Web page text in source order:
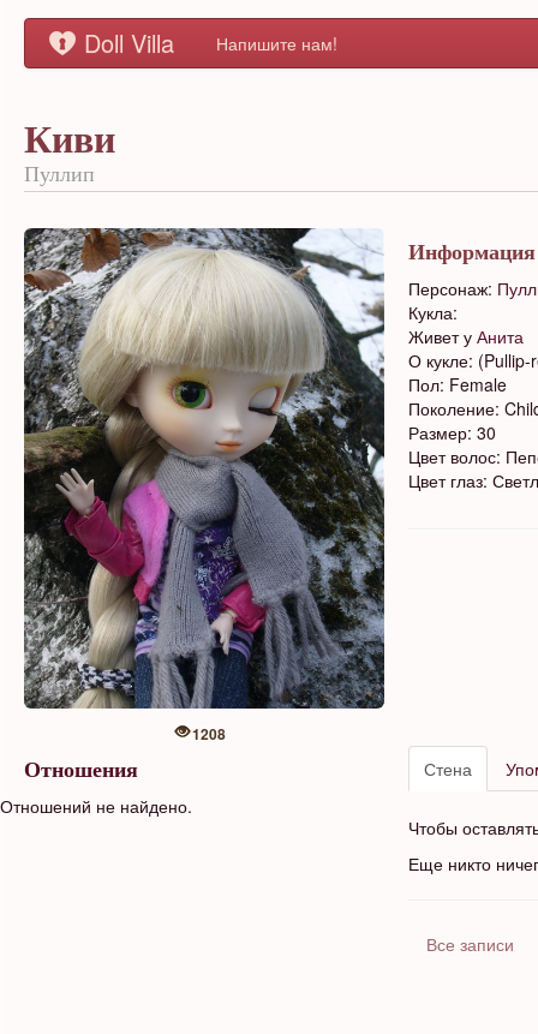
Doll Villa Напишите нам!
Киви
Пуллип
1208
Информация
Персонаж:
Кукла:
Живет у Анита
О кукле:
Пол: Female
Поколение:
Размер: 30
Цвет волос:
Цвет глаз:
Отношения
Отношений не найдено.
Стена
Чтобы
Еще никто
Все записи